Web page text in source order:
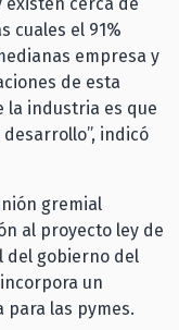
cuales el 91%
empresa y
de esta
la industria es que
indicó
gremial
al proyecto ley de
del gobierno del
un
las pymes.